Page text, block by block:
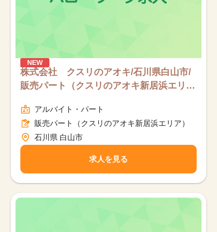
NEW
株式会社 クスリのアオキ/石川県白山市/
販売パート（クスリのアオキ新居浜エリ
アルバイト・パート
販売パート（クスリのアオキ新居浜エリア）
石川県 白山市
求人を見る